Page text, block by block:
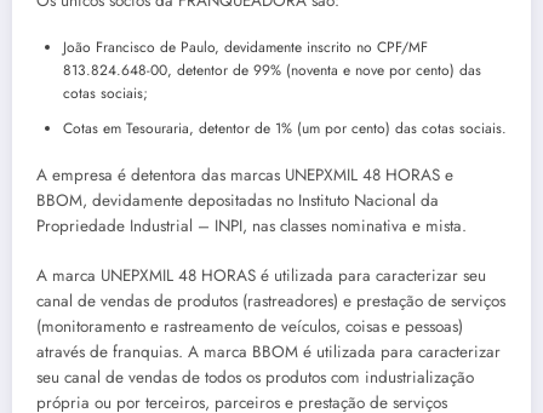
João Francisco de Paulo, devidamente inscrito no CPF/MF
813.824.648-00, detentor de 99% (noventa e nove por cento) das
cotas sociais;
Cotas em Tesouraria, detentor de 1% (um por cento) das cotas sociais.
A empresa é detentora das marcas UNEPXMIL 48 HORAS e
BBOM, devidamente depositadas no Instituto Nacional da
Propriedade Industrial – INPI, nas classes nominativa e mista.
A marca UNEPXMIL 48 HORAS é utilizada para caracterizar seu
canal de vendas de produtos (rastreadores) e prestação de serviços
(monitoramento e rastreamento de veículos, coisas e pessoas)
através de franquias. A marca BBOM é utilizada para caracterizar
seu canal de vendas de todos os produtos com industrialização
própria ou por terceiros, parceiros e prestação de serviços